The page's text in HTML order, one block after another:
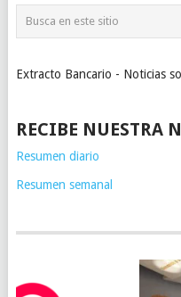
Extracto Bancario - Noticias
RECIBE NUESTRA
Resumen diario
Resumen semanal